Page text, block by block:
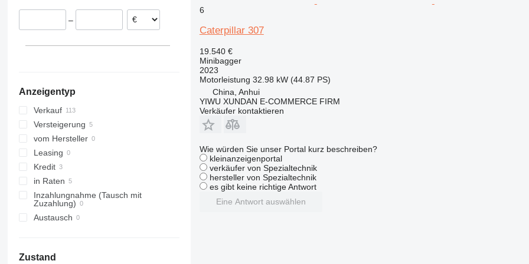
8035
8060
8065
8080
8085
JS
JZ
Spanien
–
Anzeigentyp
Verkauf
Versteigerung
vom Hersteller
Leasing
Kredit
in Raten
Inzahlungnahme (Tausch mit
Zuzahlung)
Austausch
Zustand
6
Caterpillar 307
19.540 €
Minibagger
2023
Motorleistung 32.98 kW (44.87 PS)
China, Anhui
YIWU XUNDAN E-COMMERCE FIRM
Verkäufer kontaktieren
Wie würden Sie unser Portal kurz beschreiben?
kleinanzeigenportal
verkäufer von Spezialtechnik
hersteller von Spezialtechnik
es gibt keine richtige Antwort
Eine Antwort auswählen